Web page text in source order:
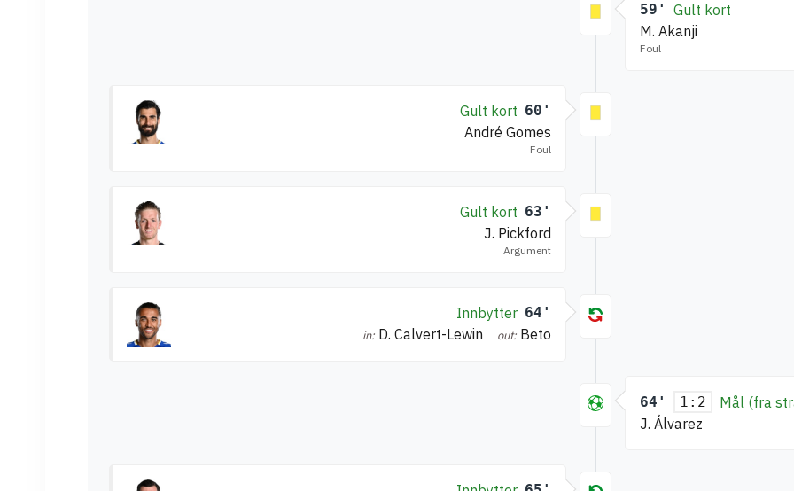
59'
Gult kort
M. Akanji
Foul
Gult kort 60'
André Gomes
Foul
Gult kort 63'
J. Pickford
Argument
Innbytter 64'
in: D. Calvert-Lewin out: Beto
64' 1:2
Mål (fra
J. Álvarez